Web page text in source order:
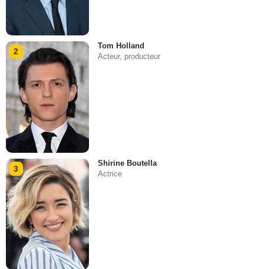
2
Tom Holland
Acteur, producteur
3
Shirine Boutella
Actrice